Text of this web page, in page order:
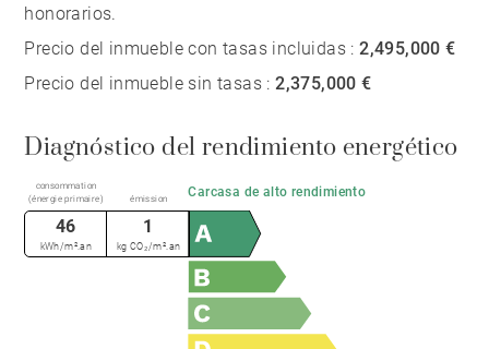
honorarios.
Precio del inmueble con tasas incluidas :2,495,000 €
Precio del inmueble sin tasas :2,375,000 €
Diagnóstico del rendimiento energético
Carcasa de alto rendimiento
consommation
(énergie primaire)
émission
46
kWh/m².an
1
kg CO₂/m².an